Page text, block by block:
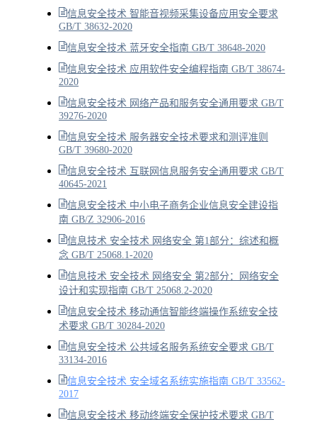
信息安全技术 智能音视频采集设备应用安全要求
GB/T 38632-2020
信息安全技术 蓝牙安全指南 GB/T 38648-2020
信息安全技术 应用软件安全编程指南 GB/T 38674-
2020
信息安全技术 网络产品和服务安全通用要求 GB/T
39276-2020
信息安全技术 服务器安全技术要求和测评准则
GB/T 39680-2020
信息安全技术 互联网信息服务安全通用要求 GB/T
40645-2021
信息安全技术 中小电子商务企业信息安全建设指
南 GB/Z 32906-2016
信息技术 安全技术 网络安全 第1部分：综述和概
念 GB/T 25068.1-2020
信息技术 安全技术 网络安全 第2部分：网络安全
设计和实现指南 GB/T 25068.2-2020
信息安全技术 移动通信智能终端操作系统安全技
术要求 GB/T 30284-2020
信息安全技术 公共域名服务系统安全要求 GB/T
33134-2016
信息安全技术 安全域名系统实施指南 GB/T 33562-
2017
信息安全技术 移动终端安全保护技术要求 GB/T